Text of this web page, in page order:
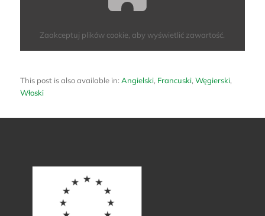
Zaakceptuj plików cookie, aby wyświetlić zawartość.
This post is also available in: Angielski Francuski Węgierski
Włoski